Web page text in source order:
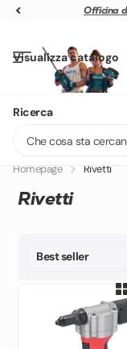
Officina di
Officina di
Visualizza catalogo
Ricerca
Homepage Rivetti
Rivetti